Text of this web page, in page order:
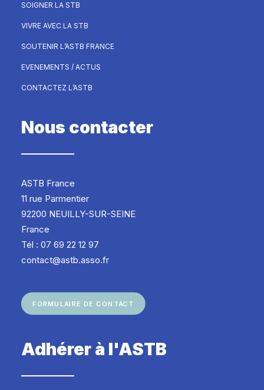
SOIGNER LA STB
VIVRE AVEC LA STB
SOUTENIR L’ASTB FRANCE
EVENEMENTS / ACTUS
CONTACTEZ L’ASTB
Nous contacter
ASTB France
11 rue Parmentier
92200 NEUILLY-SUR-SEINE
France
Tél : 07 69 22 12 97
contact@astb.asso.fr
FORMULAIRE DE CONTACT
Adhérer à l'ASTB